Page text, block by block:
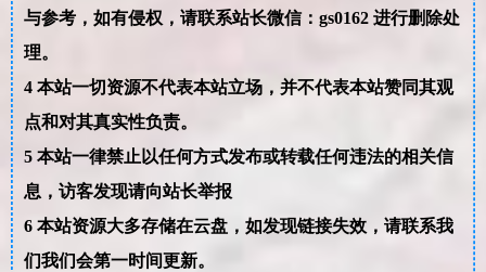
与参考，如有侵权，请联系站长微信：gs0162 进行删除处
理。
4本站一切资源不代表本站立场，并不代表本站赞同其观
点和对其真实性负责。
5本站一律禁止以任何方式发布或转载任何违法的相关信
息，访客发现请向站长举报
6本站资源大多存储在云盘，如发现链接失效，请联系我
们我们会第一时间更新。